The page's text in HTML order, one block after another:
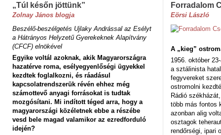
„Túl későn jöttünk”
Zolnay János blogja
Beszélő-beszélgetés Ujlaky Andrással az Esélyt
a Hátrányos Helyzetű Gyerekeknek Alapítvány
(CFCF) elnökével
Egyike voltál azoknak, akik Magyarországra
hazatérve roma, esélyegyenlőségi ügyekkel
kezdtek foglalkozni, és ráadásul
kapcsolatrendszerük révén ehhez még
számottevő anyagi forrásokat is tudtak
mozgósítani. Mi indított téged arra, hogy a
magyarországi közéletnek ebbe a részébe
vesd bele magad valamikor az ezredforduló
idején?
Forradalom
Eörsi László
A „kieg”
1956. október
a sztálinista
fegyvereket
ostromolni
Rádió
több más fontos
azonban alig
osztagok
rendőrségi, ipari